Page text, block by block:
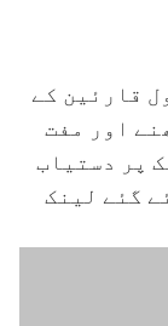
قارئین کے
اور مفت
پر دستیاب
گئے لینک